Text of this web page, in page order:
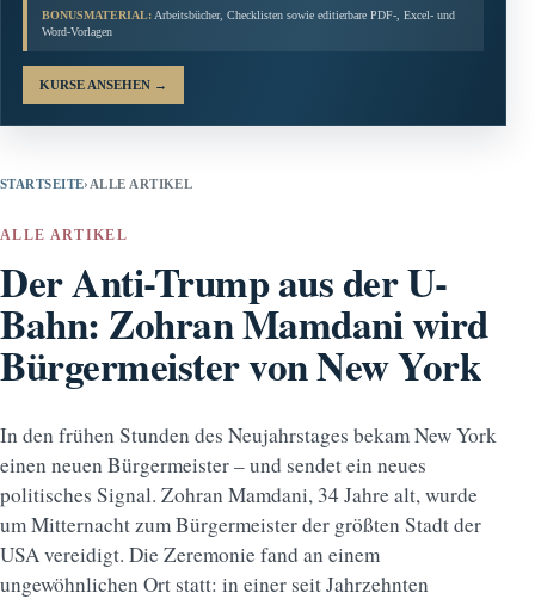
BONUSMATERIAL: Arbeitsbücher, Checklisten sowie editierbare PDF-, Excel- und
Word-Vorlagen
KURSE ANSEHEN →
STARTSEITE› ALLE ARTIKEL
ALLE ARTIKEL
Der Anti-Trump aus der U-
Bahn: Zohran Mamdani wird
Bürgermeister von New York
In den frühen Stunden des Neujahrstages bekam New York
einen neuen Bürgermeister – und sendet ein neues
politisches Signal. Zohran Mamdani, 34 Jahre alt, wurde
um Mitternacht zum Bürgermeister der größten Stadt der
USA vereidigt. Die Zeremonie fand an einem
ungewöhnlichen Ort statt: in einer seit Jahrzehnten